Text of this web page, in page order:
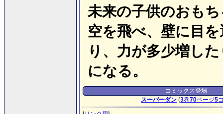
未来の子供のおも
空を飛べ、壁に目
り、力が多少増し
になる。
コミックス登場
スーパーダン (3巻70ページ5